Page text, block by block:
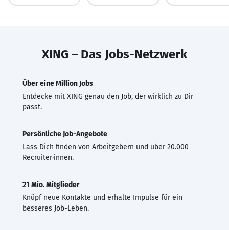
XING – Das Jobs-Netzwerk
Über eine Million Jobs
Entdecke mit XING genau den Job, der wirklich zu Dir
passt.
Persönliche Job-Angebote
Lass Dich finden von Arbeitgebern und über 20.000
Recruiter·innen.
21 Mio. Mitglieder
Knüpf neue Kontakte und erhalte Impulse für ein
besseres Job-Leben.